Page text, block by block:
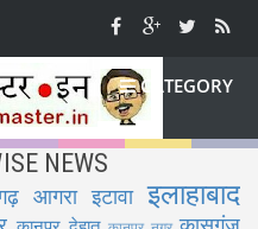
CATEGORY
NEWS
आगरा इटावा इलाहाबाद